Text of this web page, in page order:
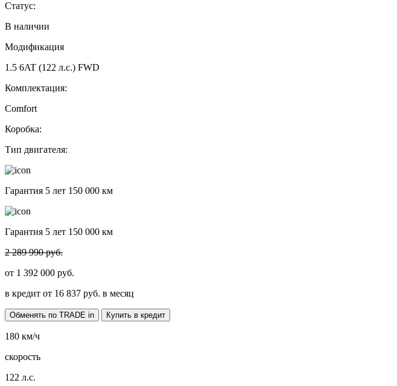
Статус:
В наличии
Модификация
1.5 6AT (122 л.с.) FWD
Комплектация:
Comfort
Коробка:
Тип двигателя:
Гарантия 5 лет 150 000 км
Гарантия 5 лет 150 000 км
2 289 990 руб.
от 1 392 000 руб.
в кредит от 16 837 руб. в месяц
Обменять по TRADE in Купить в кредит
180 км/ч
скорость
122 л.с.